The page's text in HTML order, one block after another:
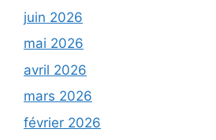
juin 2026
mai 2026
avril 2026
mars 2026
février 2026